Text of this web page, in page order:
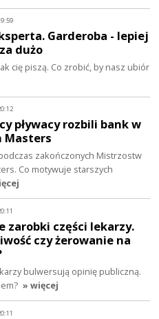
Garderoba - lepiej
dużo
cię piszą. Co zrobić, by nasz ubiór
pływacy rozbili bank w
Masters
zakończonych Mistrzostw
Co motywuje starszych
zarobki części lekarzy.
czy żerowanie na
bulwersują opinię publiczną.
» więcej